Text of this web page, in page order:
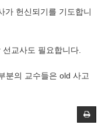
가 헌신되기를 기도합니
교사도 필요합니다.
분의 교수들은 old 사고